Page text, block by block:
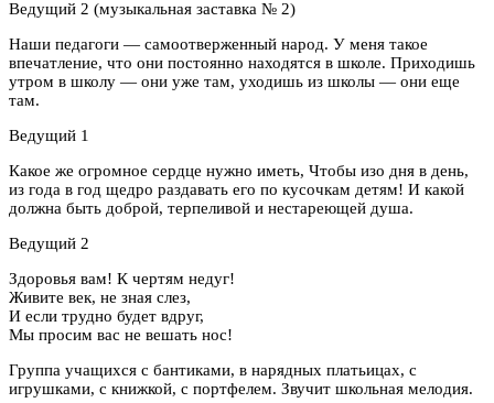
Ведущий 2 (музыкальная заставка № 2)
Наши педагоги — самоотверженный народ. У меня такое
впечатление, что они постоянно находятся в школе. Приходишь
утром в школу — они уже там, уходишь из школы — они еще
там.
Ведущий 1
Какое же огромное сердце нужно иметь, Чтобы изо дня в день,
из года в год щедро раздавать его по кусочкам детям! И какой
должна быть доброй, терпеливой и нестареющей душа.
Ведущий 2
Здоровья вам! К чертям недуг!
Живите век, не зная слез,
И если трудно будет вдруг,
Мы просим вас не вешать нос!
Группа учащихся с бантиками, в нарядных платьицах, с
игрушками, с книжкой, с портфелем. Звучит школьная мелодия.